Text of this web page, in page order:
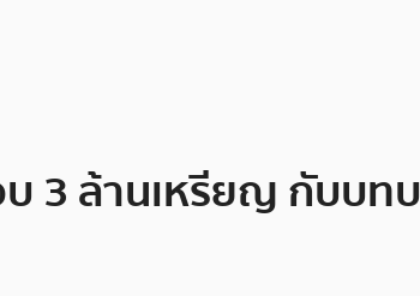
บ 3 ล้านเหรียญ กับบ